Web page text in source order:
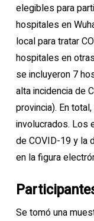
elegibles para
hospitales en
local para tratar
hospitales en
se incluyeron 7
alta incidencia de
provincia). En
involucrados. Los
de COVID-19 y la
en la figura
Se tomó una